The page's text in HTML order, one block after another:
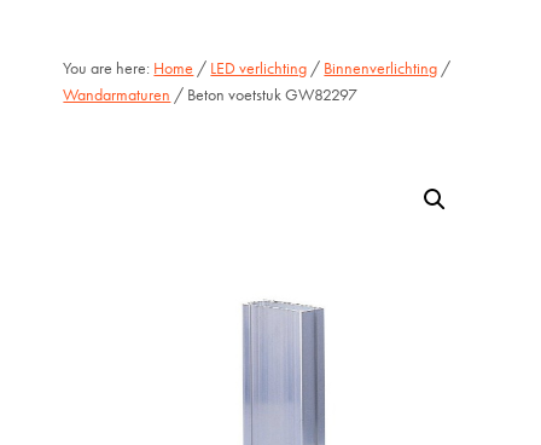
You are here: Home / LED verlichting / Binnenverlichting /
Wandarmaturen / Beton voetstuk GW82297